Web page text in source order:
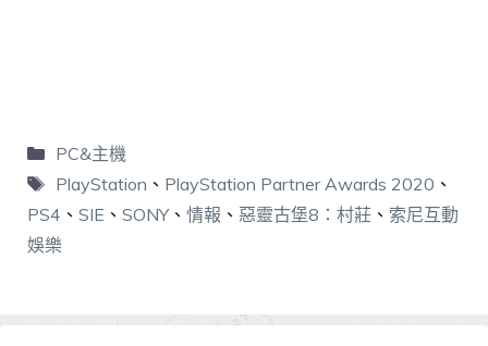
PC&主機
PlayStation 、 PlayStation Partner Awards 2020 、
PS4 、 SIE 、 SONY、 情報 、 惡靈古堡8：村莊 、 索尼互動
娛樂